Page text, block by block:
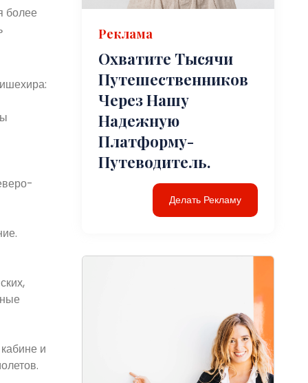
более
и
Реклама
Охватите Тысячи
Путешественников
Через Нашу
Надежную
Платформу-
Путеводитель.
Делать Рекламу